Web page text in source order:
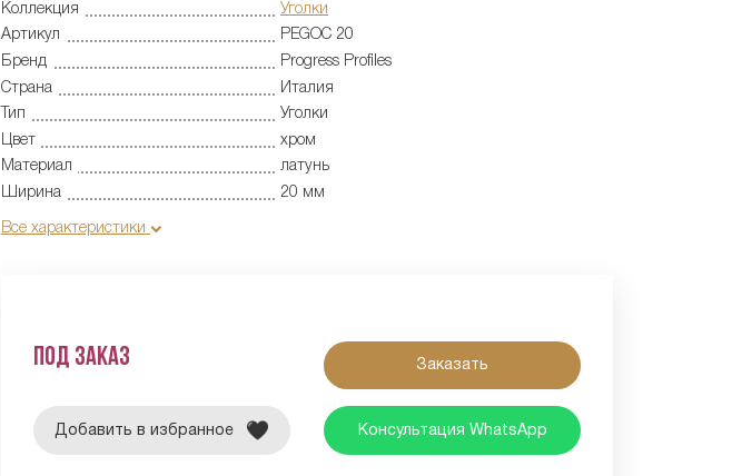
Коллекция
Уголки
Артикул
PEGOC 20
Бренд
Progress Profiles
Страна
Италия
Тип
Уголки
Цвет
хром
Материал
латунь
Ширина
20 мм
Все характеристики
Под заказ Заказать
Добавить в избранное Консультация WhatsApp